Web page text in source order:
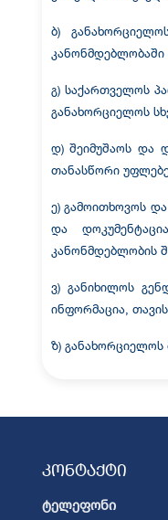
ბ)
გ) საქართველოს
განახორციელოს
დ) შეიმუშაოს და
თანასწორი
ე) გამოითხოვოს
და
კანონმდებლობის
ვ) განიხილოს
ინფორმაცია,
ზ) განახორციელოს
კონტაქტი
ტელეფონი